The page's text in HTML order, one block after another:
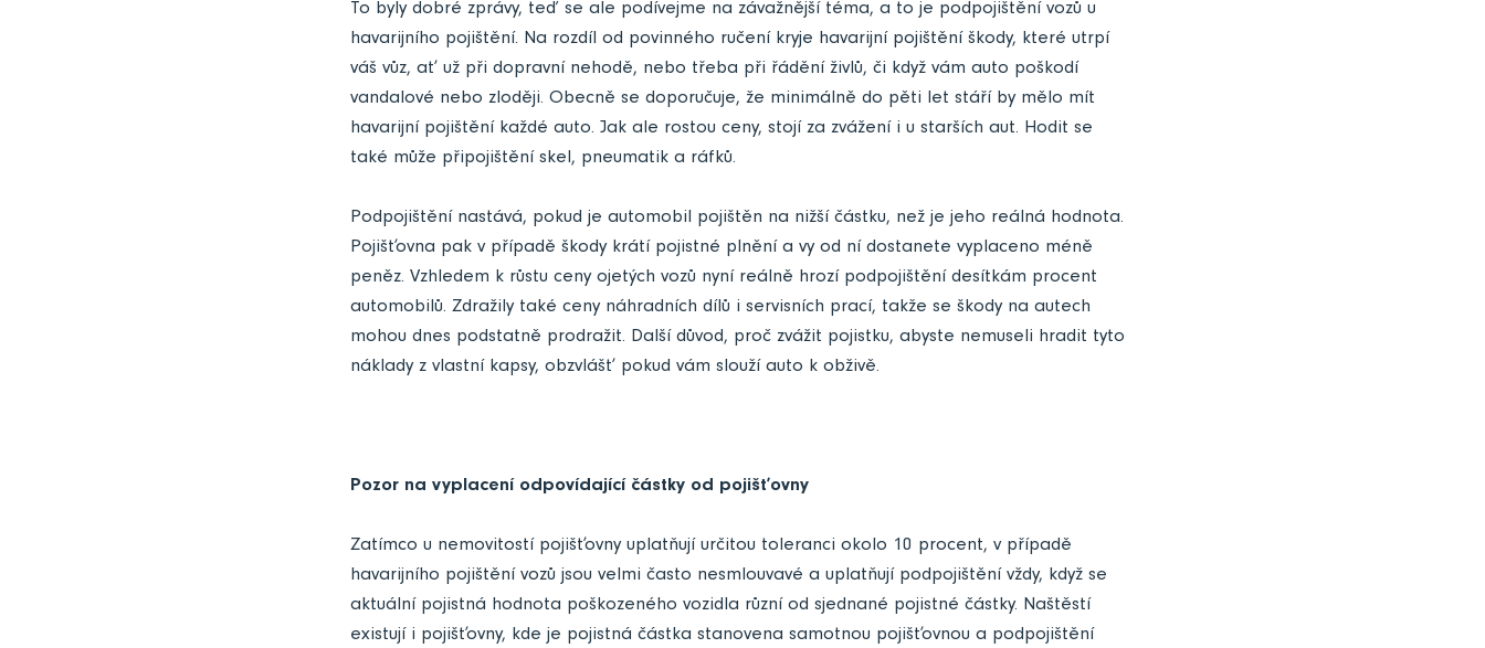
To byly dobré zprávy, teď se ale podívejme na závažnější téma, a to je podpojištění vozů u
havarijního pojištění. Na rozdíl od povinného ručení kryje havarijní pojištění škody, které utrpí
váš vůz, ať už při dopravní nehodě, nebo třeba při řádění živlů, či když vám auto poškodí
vandalové nebo zloději. Obecně se doporučuje, že minimálně do pěti let stáří by mělo mít
havarijní pojištění každé auto. Jak ale rostou ceny, stojí za zvážení i u starších aut. Hodit se
také může připojištění skel, pneumatik a ráfků.
Podpojištění nastává, pokud je automobil pojištěn na nižší částku, než je jeho reálná hodnota.
Pojišťovna pak v případě škody krátí pojistné plnění a vy od ní dostanete vyplaceno méně
peněz. Vzhledem k růstu ceny ojetých vozů nyní reálně hrozí podpojištění desítkám procent
automobilů. Zdražily také ceny náhradních dílů i servisních prací, takže se škody na autech
mohou dnes podstatně prodražit. Další důvod, proč zvážit pojistku, abyste nemuseli hradit tyto
náklady z vlastní kapsy, obzvlášť pokud vám slouží auto k obživě.
Pozor na vyplacení odpovídající částky od pojišťovny
Zatímco u nemovitostí pojišťovny uplatňují určitou toleranci okolo 10 procent, v případě
havarijního pojištění vozů jsou velmi často nesmlouvavé a uplatňují podpojištění vždy, když se
aktuální pojistná hodnota poškozeného vozidla různí od sjednané pojistné částky. Naštěstí
existují i pojišťovny, kde je pojistná částka stanovena samotnou pojišťovnou a podpojištění